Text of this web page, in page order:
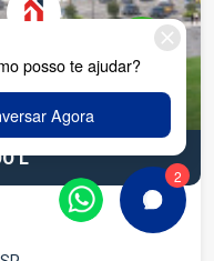
Porta em
espaçosa,
Lavabo 2
Banheiro
e espelho
com
Casa arejada,
gosto de morar.
Salão amplo
L